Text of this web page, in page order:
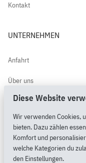
Kontakt
UNTERNEHMEN
Anfahrt
Über uns
Kundenbewertungen
PimpMyPony.shop®
Diese Website
Wir verwenden Cookies,
bieten. Dazu zählen
Komfort und
welche Kategorien du
den Einstellungen.